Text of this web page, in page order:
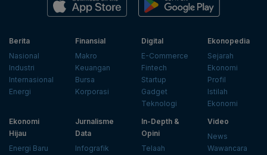
Berita
Nasional
Industri
Internasional
Energi
Finansial
Makro
Keuangan
Bursa
Korporasi
Digital
E-Commerce
Fintech
Startup
Gadget
Teknologi
Ekonopedia
Sejarah
Ekonomi
Profil
Istilah
Ekonomi
Ekonomi
Hijau
Energi Baru
Jurnalisme
Data
Infografik
In-Depth &
Opini
Telaah
Video
News
Wawancara